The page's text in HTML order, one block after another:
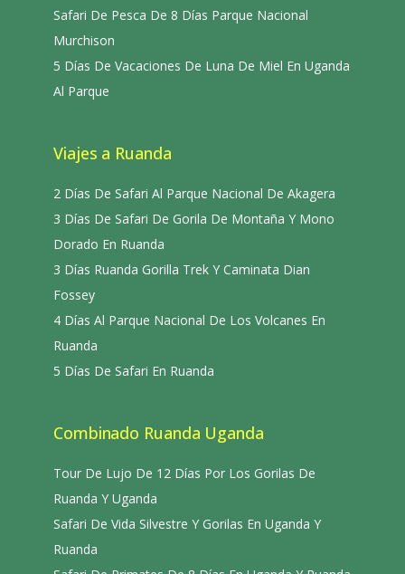
Safari De Pesca De 8 Días Parque Nacional
Murchison
5 Días De Vacaciones De Luna De Miel En Uganda
Al Parque
Viajes a Ruanda
2 Días De Safari Al Parque Nacional De Akagera
3 Días De Safari De Gorila De Montaña Y Mono
Dorado En Ruanda
3 Días Ruanda Gorilla Trek Y Caminata Dian
Fossey
4 Días Al Parque Nacional De Los Volcanes En
Ruanda
5 Días De Safari En Ruanda
Combinado Ruanda Uganda
Tour De Lujo De 12 Días Por Los Gorilas De
Ruanda Y Uganda
Safari De Vida Silvestre Y Gorilas En Uganda Y
Ruanda